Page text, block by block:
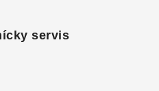
servis